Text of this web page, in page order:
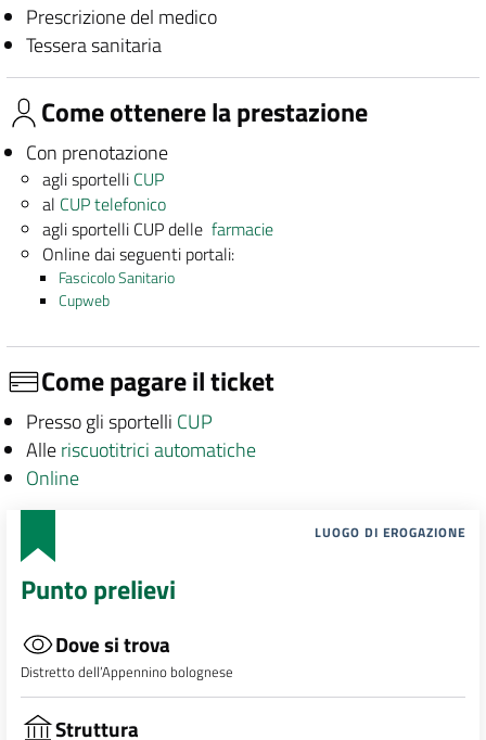
Prescrizione del medico
Tessera sanitaria
Come ottenere la prestazione
Con prenotazione
agli sportelli CUP
al CUP telefonico
agli sportelli CUP dellefarmacie
Online dai seguenti portali:
Fascicolo Sanitario
Cupweb
Come pagare il ticket
Presso gli sportelli CUP
Alleriscuotitrici automatiche
Online
LUOGO DI EROGAZIONE
Punto prelievi
Dove si trova
Distretto dell’Appennino bolognese
Struttura